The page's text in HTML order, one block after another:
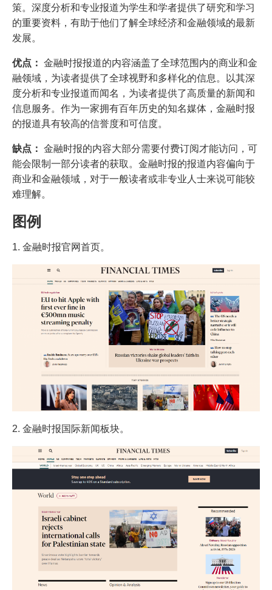
策。深度分析和专业报道为学生和学者提供了研究和学习
的重要资料，有助于他们了解全球经济和金融领域的最新
发展。
优点： 金融时报报道的内容涵盖了全球范围内的商业和金
融领域，为读者提供了全球视野和多样化的信息。以其深
度分析和专业报道而闻名，为读者提供了高质量的新闻和
信息服务。作为一家拥有百年历史的知名媒体，金融时报
的报道具有较高的信誉度和可信度。
缺点： 金融时报的内容大部分需要付费订阅才能访问，可
能会限制一部分读者的获取。金融时报的报道内容偏向于
商业和金融领域，对于一般读者或非专业人士来说可能较
难理解。
图例
1. 金融时报官网首页。
2. 金融时报国际新闻板块。